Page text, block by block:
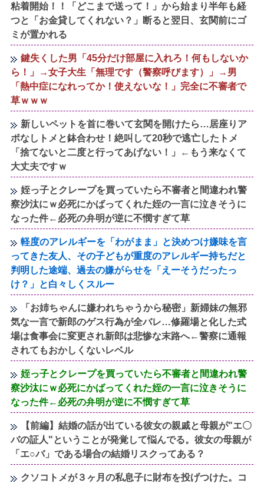
粘着開始！！「どこまで送って！」から始まり半年も経
つと「お金貸してくれない？」断ると翌日、玄関前にゴ
ミが置かれる
鍵失くした男「45分だけ部屋に入れろ！何もしないか
ら！」→女子大生「無理です（警察呼びます）」→男
「熱中症になれってか！使えないな！」完全に不審者で
草ｗｗｗ
新しいペットを首に巻いて玄関を開けたら…居座りア
ポなしトメと鉢合わせ！絶叫して20秒で逃亡したトメ
「捨てないと二度と行ってあげない！」←もう来なくて
大丈夫ですｗ
姪っ子とクレープを買っていたら不審者と間違われ警
察沙汰にｗ必死にかばってくれた姪の一言に泣きそうに
なった件←必死の弁明が逆に不憫すぎて草
軽度のアレルギーを「わがまま」と決めつけ嫌味を言
ってきた友人、その子どもが重度のアレルギー持ちだと
判明した途端、過去の嫌がらせを「えーそうだったっ
け？」と白々しくスルー
「お姉ちゃんに嫌われちゃうから秘密」新婦妹の無邪
気な一言で新郎のゲス行為が全バレ…修羅場と化した式
場は食事会に変更され新郎は悲惨な末路へ←警察に通報
されてもおかしくないレベル
姪っ子とクレープを買っていたら不審者と間違われ警
察沙汰にｗ必死にかばってくれた姪の一言に泣きそうに
なった件←必死の弁明が逆に不憫すぎて草
【前編】結婚の話が出ている彼女の親戚と母親が"エ〇
バの証人"ということが発覚して悩んでる。彼女の母親が
「エ○バ」である場合の結婚リスクってある？
クソコトメが３ヶ月の私息子に財布を投げつけた。コ